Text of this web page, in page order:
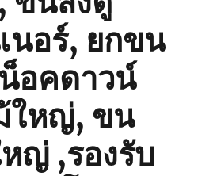
นอร์, ยกขน
อคดาวน์
ใหญ่, ขน
หญ่ ,รองรับ